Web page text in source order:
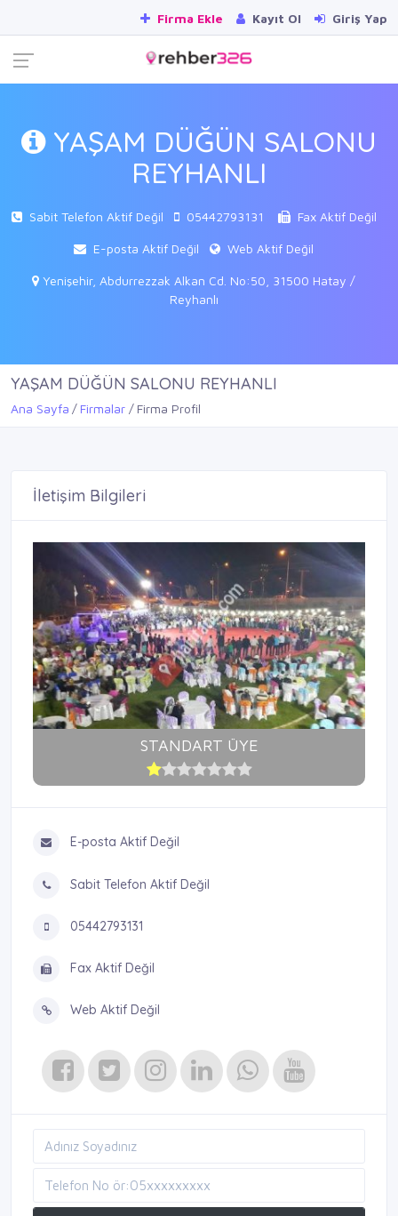
Firma Ekle Kayıt Ol Giriş Yap
YAŞAM DÜĞÜN SALONU
REYHANLI
Sabit Telefon Aktif Değil 05442793131 Fax Aktif Değil
E-posta Aktif Değil Web Aktif Değil
Yenişehir, Abdurrezzak Alkan Cd. No:50, 31500 Hatay /
Reyhanlı
YAŞAM DÜĞÜN SALONU REYHANLI
Ana Sayfa Firmalar Firma Profil
İletişim Bilgileri
STANDART ÜYE
E-posta Aktif Değil
Sabit Telefon Aktif Değil
05442793131
Fax Aktif Değil
Web Aktif Değil